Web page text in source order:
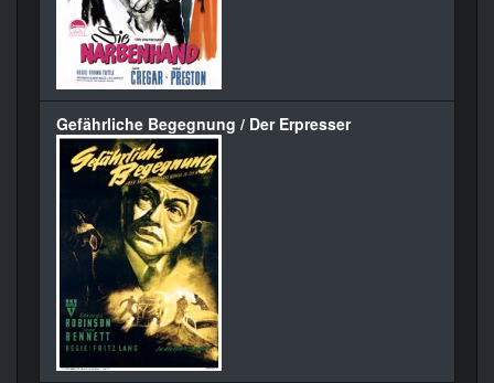
Gefährliche Begegnung / Der Erpresser